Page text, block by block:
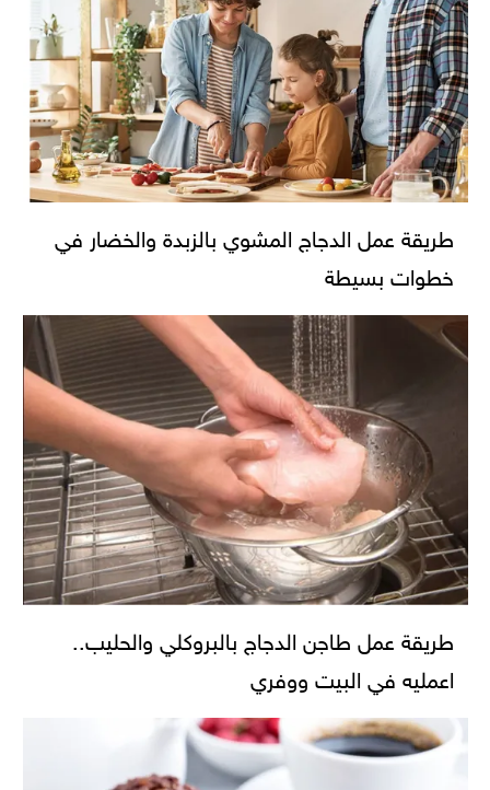
طريقة عمل الدجاج المشوي بالزبدة والخضار في
خطوات بسيطة
طريقة عمل طاجن الدجاج بالبروكلي والحليب..
اعمليه في البيت ووفري